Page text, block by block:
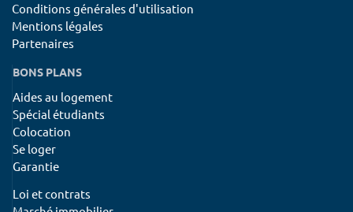
Conditions générales d'utilisation
Mentions légales
Partenaires
BONS PLANS
Aides au logement
Spécial étudiants
Colocation
Se loger
Garantie
Loi et contrats